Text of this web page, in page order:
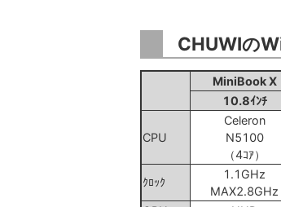
CHUWIの
MiniBook X
10.8ｲﾝﾁ
CPU
Celeron
N5100
（4ｺｱ）
ｸﾛｯｸ
1.1GHz
MAX2.8GHz